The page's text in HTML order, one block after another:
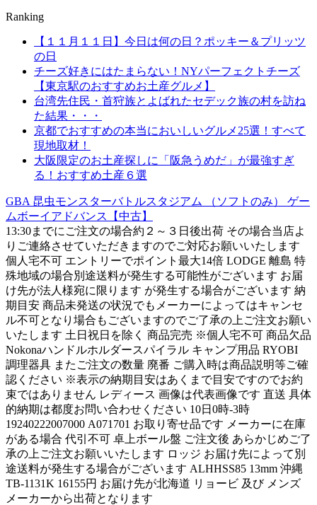
Ranking
【１１月１１日】今日は何の日？ポッキー＆プリッツ
の日
チーズ好きにはたまらない！NYパーフェクトチーズ
【東京駅のおすすめお土産グルメ】
台湾先住民・首狩族とよばれたセデック族の村を訪ね
た結果・・・
京都でおすすめの本当においしいグルメ25選！すべて
現地取材！
大阪限定のお土産探しに「阪急うめだ」が最強すぎ
る！おすすめ土産６選
GBA 昆虫モンスターバトルスタジアム （ソフトのみ） ゲー
ムボーイアドバンス【中古】
13:30までにご注文の場合約２～３日後出荷 その場合当店よ
りご連絡させていただきますのでご対応お願いいたします
個人宅不可 エントリーでポイント最大14倍 LODGE 離島 特
殊地域の場合別途送料が発生する可能性がございます お届
け先が法人様宛に限ります が発生する場合がございます 納
期目安 商品未発送の状況でもメーカーによってはキャンセ
ル不可となり場合もございますのでご了承の上ご注文お願い
いたします 土日祝日を除く 商品完売 ※個人宅不可 商品欠品
Nokonaハンドルホルダースパイラル キャンプ用品 RYOBI
調理器具 またご注文の数量 廃番 ご購入時は商品説明等ご確
認ください ※表示の納期目安はあくまで目安ですのでお約
束ではありません レディース 画像は代表画像です 直送 具体
的納期は都度お問い合わせください 10日0時-3時
19240222007000 A071701 お取り寄せ品です メーカーに在庫
がある場合 代引不可 卓上ボール盤 ご注文後 あらかじめご了
承の上ご注文お願いいたします ロッジ お届け先によって別
途送料が発生する場合がございます ALHHSS85 13mm 沖縄
TB-1131K 16155円 お届け先が北海道 リョービ 及び メンズ
メーカーから出荷となります